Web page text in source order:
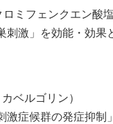
ミフェンクエン酸塩
刺激」を効能・効果
ベルゴリン）
激症候群の発症抑制